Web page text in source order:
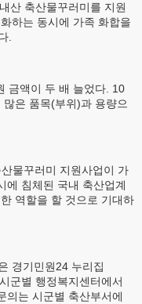
산 축산물꾸러미를 지원
하는 동시에 가족 화합을
.
금액이 두 배 늘었다. 10
은 품목(부위)과 용량으
물꾸러미 지원사업이 가
에 침체된 국내 축산업계
역할을 할 것으로 기대하
경기민원24 누리집
군별 행정복지센터에서
의는 시군별 축산부서에